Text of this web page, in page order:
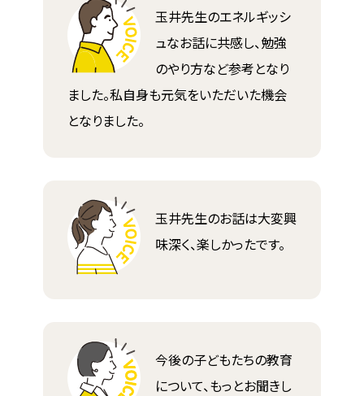
玉井先生のエネルギッシ
ュなお話に共感し、勉強
のやり方など参考となり
ました。私自身も元気をいただいた機会
となりました。
玉井先生のお話は大変興
味深く、楽しかったです。
今後の子どもたちの教育
について、もっとお聞きし